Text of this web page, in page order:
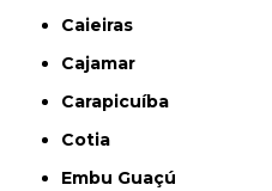
Caieiras
Cajamar
Carapicuíba
Cotia
Embu Guaçú